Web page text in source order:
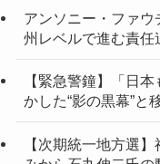
アンソニー・ファウ
州レベルで進む責任
【緊急警鐘】「日
かした“影の黒幕”と
【次期統一地方選